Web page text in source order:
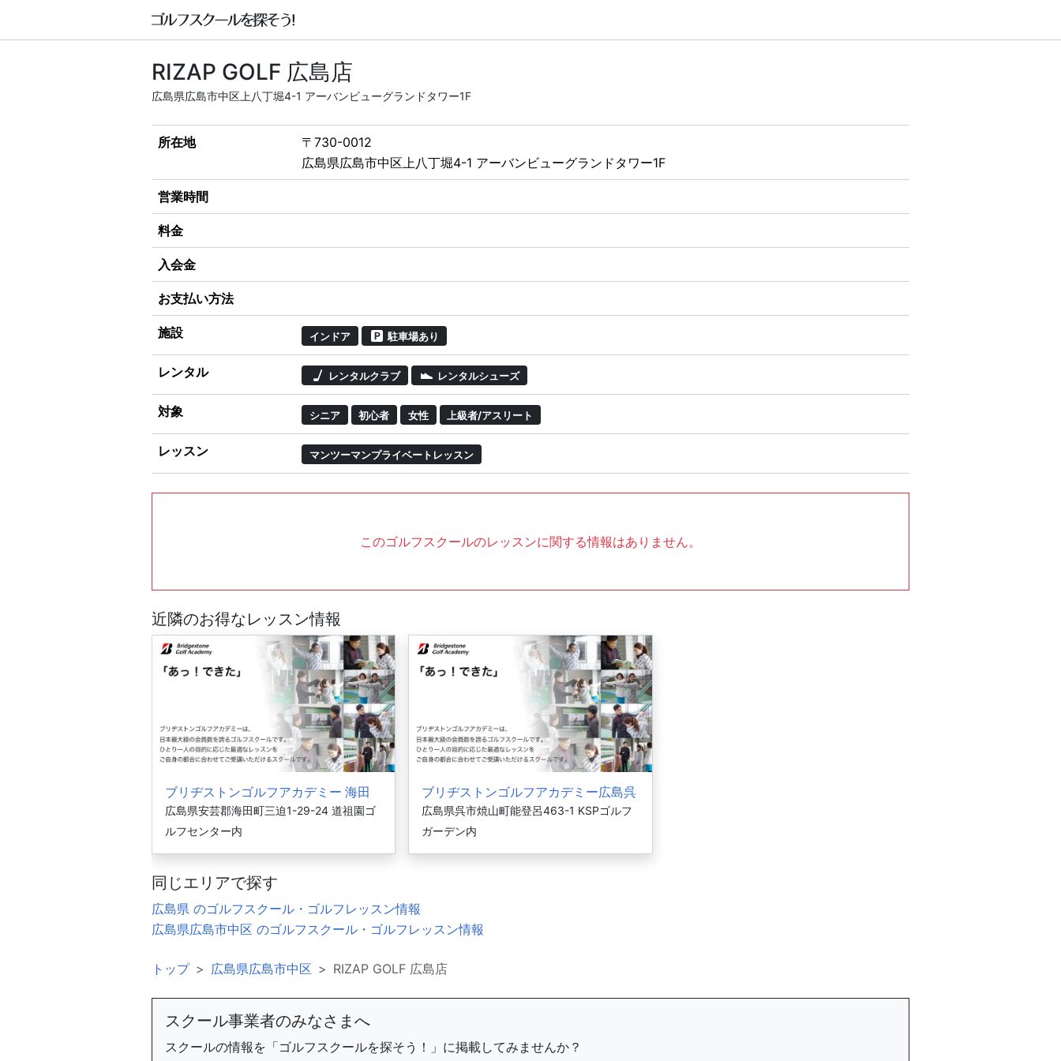
RIZAP GOLF 広島店
広島県広島市中区上八丁堀4-1 アーバンビューグランドタワー1F
所在地
〒730-0012
広島県広島市中区上八丁堀4-1 アーバンビューグランドタワー1F
営業時間
料金
入会金
お支払い方法
施設 インドア 駐車場あり
レンタル レンタルクラブ レンタルシューズ
対象 シニア 初心者 女性 上級者/アスリート
レッスン マンツーマンプライベートレッスン
このゴルフスクールのレッスンに関する情報はありません。
近隣のお得なレッスン情報
ブリヂストンゴルフアカデミー 海田
広島県安芸郡海田町三迫1-29-24 道祖園ゴ
ルフセンター内
ブリヂストンゴルフアカデミー広島呉
広島県呉市焼山町能登呂463-1 KSPゴルフ
ガーデン内
同じエリアで探す
広島県 のゴルフスクール・ゴルフレッスン情報
広島県広島市中区 のゴルフスクール・ゴルフレッスン情報
トップ 広島県広島市中区 RIZAP GOLF 広島店
スクール事業者のみなさまへ
スクールの情報を「ゴルフスクールを探そう！」に掲載してみませんか？